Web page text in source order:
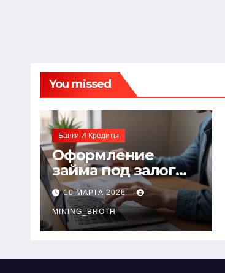
You missed
Банки И Кредиты
Оформление
займа под залог
ПТС онлайн на
карту без визита в
офис: порядок,
требования и
10 МАРТА 2026
MINING_BROTH